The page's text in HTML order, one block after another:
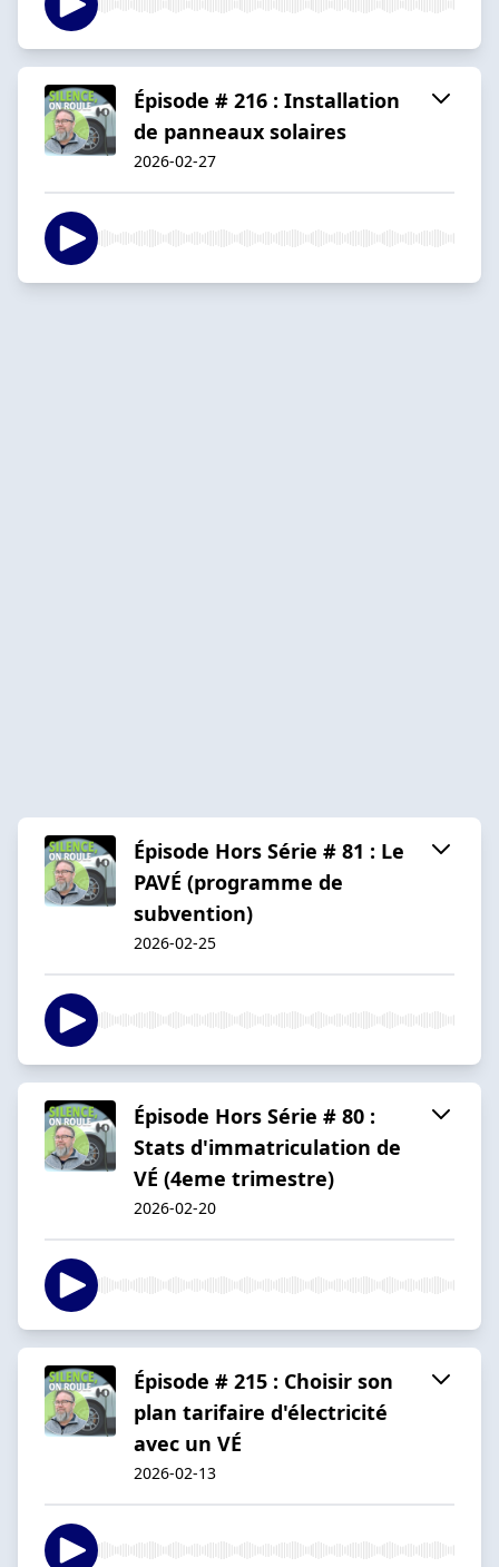
Épisode # 216 : Installation
de panneaux solaires
2026-02-27
Épisode Hors Série # 81 : Le
PAVÉ (programme de
subvention)
2026-02-25
Épisode Hors Série # 80 :
Stats d'immatriculation de
VÉ (4eme trimestre)
2026-02-20
Épisode # 215 : Choisir son
plan tarifaire d'électricité
avec un VÉ
2026-02-13